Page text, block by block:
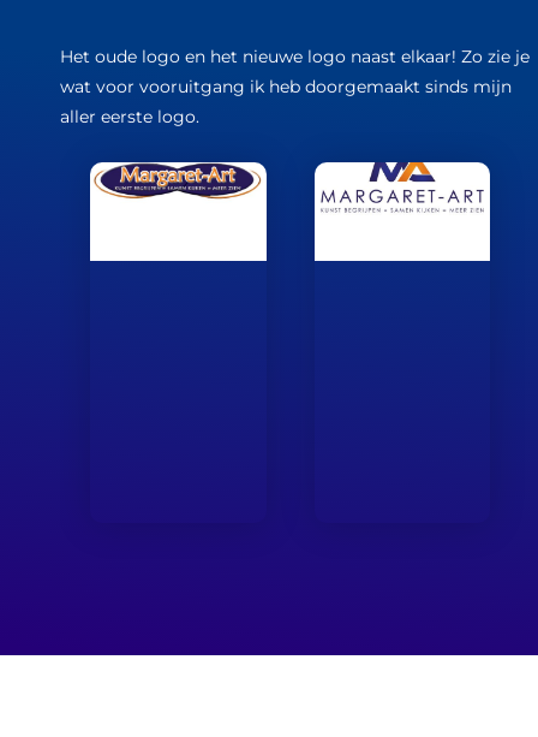
Het oude logo en het nieuwe logo naast elkaar! Zo zie je
wat voor vooruitgang ik heb doorgemaakt sinds mijn
aller eerste logo.